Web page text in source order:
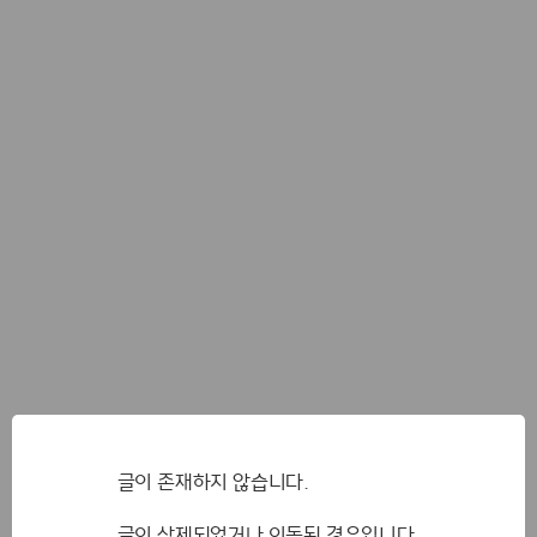
글이 존재하지 않습니다.